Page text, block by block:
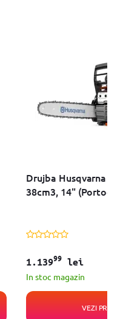
Drujba Husqvarna
38cm3, 14"
1.13999lei
In stoc magazin
VEZI